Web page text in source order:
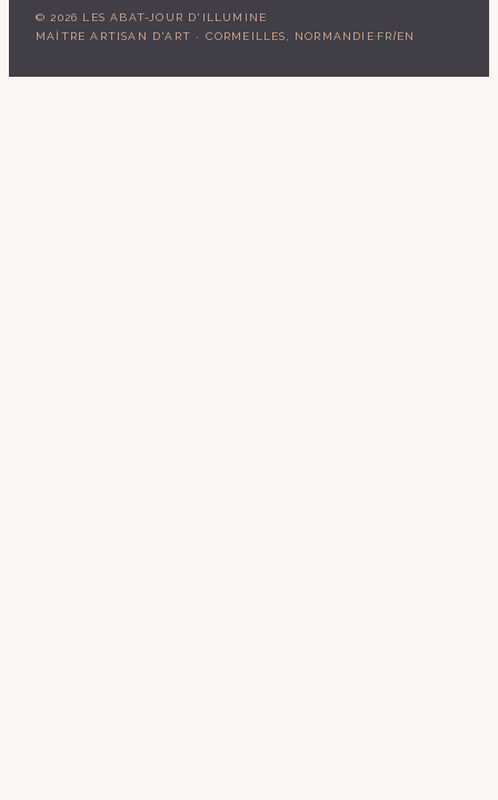
© 2026 LES ABAT-JOUR D'ILLUMINE
MAÎTRE ARTISAN D'ART · CORMEILLES, NORMANDIE·FR/EN